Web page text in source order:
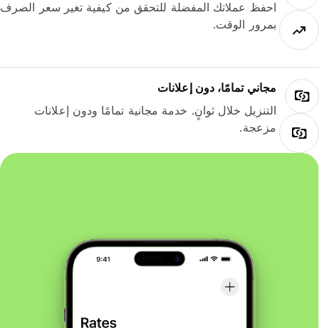
احفظ عملاتك المفضلة للتحقق من كيفية تغير سعر الصرف
بمرور الوقت.
مجاني تمامًا، دون إعلانات
التنزيل خلال ثوانٍ. خدمة مجانية تمامًا ودون إعلانات
مزعجة.